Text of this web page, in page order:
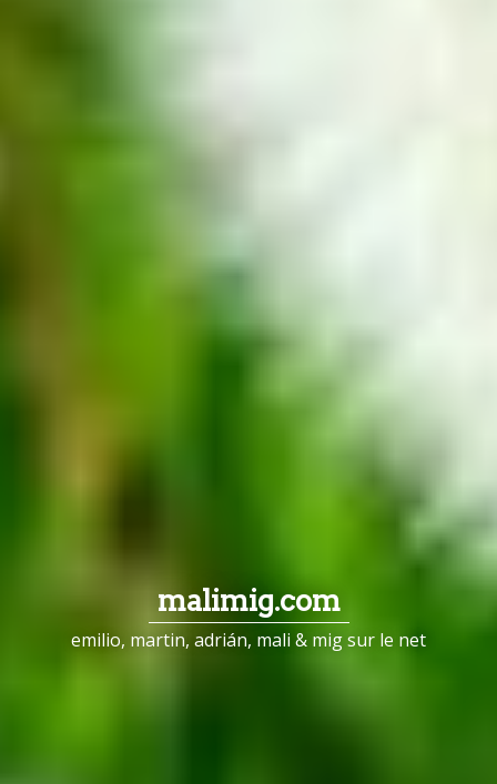
malimig.com
emilio, martin, adrián, mali & mig sur le net